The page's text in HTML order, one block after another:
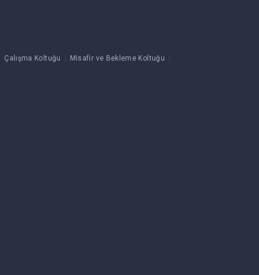
Çalışma Koltuğu Misafir ve Bekleme Koltuğu